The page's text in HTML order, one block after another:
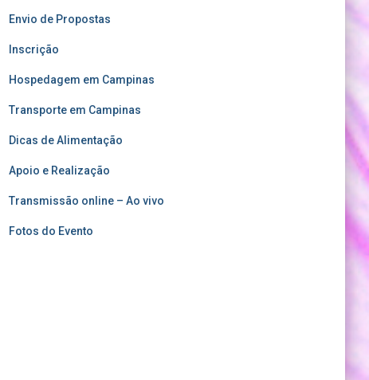
Envio de Propostas
Inscrição
Hospedagem em Campinas
Transporte em Campinas
Dicas de Alimentação
Apoio e Realização
Transmissão online – Ao vivo
Fotos do Evento